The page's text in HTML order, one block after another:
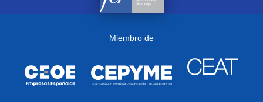
Miembro de